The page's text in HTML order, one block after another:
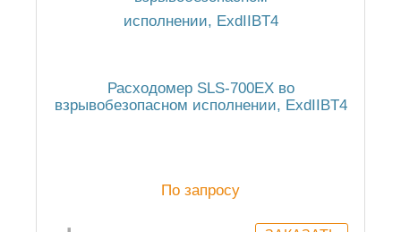
Расходомер SLS-700EX во
взрывобезопасном исполнении, ExdIIBT4
По запросу